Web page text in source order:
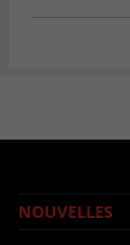
NOUVELLES